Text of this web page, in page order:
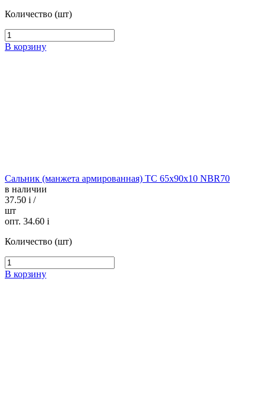
Количество (шт)
В корзину
Сальник (манжета армированная) TC 65х90х10 NBR70
в наличии
37.50 i /
шт
опт. 34.60 i
Количество (шт)
В корзину